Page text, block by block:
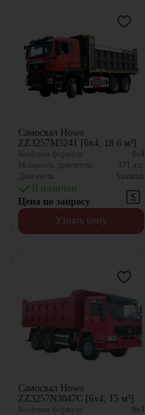
Самосвал Howo
ZZ3257M3241 [6x4, 18.6 м³]
Колёсная формула:
6x4
Мощность двигателя:
371 л.с.
Двигатель:
Sinotruk
В наличии
Цена по запросу
Узнать цену
Самосвал Howo
ZZ3257N3847C [6x4, 15 м³]
Колёсная формула:
6x4